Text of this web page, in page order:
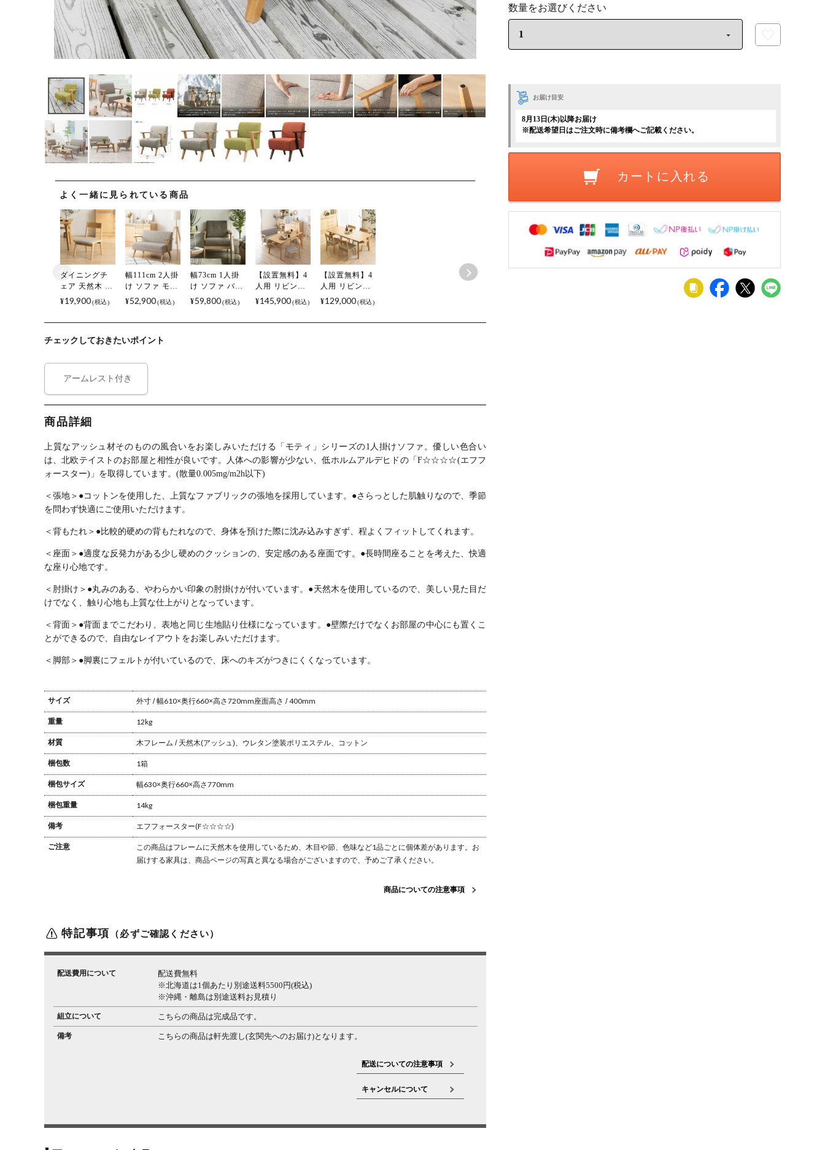
よく一緒に見られている商品
ダイニングチ
ェア 天然木 木
製 布張り 軽い
軽量 低い 椅子
しゃれ リビン
シンプル 北欧
ナチュラル カ
¥19,900 税込
幅111cm 2人掛
け ソファ モテ
ィ 天然木 木枠
木製フレーム
ファ ラブソフ
ラウン グリー
ン ナチュラル
北欧風 完成品
¥52,900 税込
幅73cm 1人掛
け ソファ バッ
スム 布張り 肘
付き 脚付き 木
¥59,800 税込
【設置無料】4
人用 リビング
ダイニングセ
ット 4点 (幅
ュラル
¥145,900 税込
【設置無料】4
人用 リビング
ダイニングセ
ット 5点 (幅
欧 ナチュラル
¥129,000 税込
チェックしておきたいポイント
アームレスト付き
商品詳細
上質なアッシュ材そのものの風合いをお楽しみいただける「モティ」シリーズの1人掛けソファ。優しい色合い
は、北欧テイストのお部屋と相性が良いです。
人体への影響が少ない、低ホルムアルデヒドの「F☆☆☆☆(エフフ
ォースター)」を取得しています。(散量0.005mg/m2h以下)
＜張地＞ ●コットンを使用した、上質なファブリックの張地を採用しています。 ●さらっとした肌触りなので、季節
を問わず快適にご使用いただけます。
＜背もたれ＞ ●比較的硬めの背もたれなので、身体を預けた際に沈み込みすぎず、程よくフィットしてくれます。
＜座面＞ ●適度な反発力がある少し硬めのクッションの、安定感のある座面です。 ●長時間座ることを考えた、快適
な座り心地です。
＜肘掛け＞ ●丸みのある、やわらかい印象の肘掛けが付いています。 ●天然木を使用しているので、美しい見た目だ
けでなく、触り心地も上質な仕上がりとなっています。
＜背面＞ ●背面までこだわり、表地と同じ生地貼り仕様になっています。 ●壁際だけでなくお部屋の中心にも置くこ
とができるので、自由なレイアウトをお楽しみいただけます。
＜脚部＞ ●脚裏にフェルトが付いているので、床へのキズがつきにくくなっています。
サイズ 外寸 / 幅610×奥行660×高さ720mm座面高さ / 400mm
重量 12kg
材質 木フレーム / 天然木(アッシュ)、ウレタン塗装ポリエステル、コットン
梱包数 1箱
梱包サイズ 幅630×奥行660×高さ770mm
梱包重量 14kg
備考 エフフォースター(F☆☆☆☆)
ご注意 この商品はフレームに天然木を使用しているため、木目や節、色味など1品ごとに個体差があります。 お
届けする家具は、商品ページの写真と異なる場合がございますので、予めご了承ください。
商品についての注意事項
特記事項 （必ずご確認ください）
配送費用について
配送費無料
※北海道は1個あたり別途送料5500円(税込)
※沖縄・離島は別途送料お見積り
組立について こちらの商品は完成品です。
備考 こちらの商品は軒先渡し(玄関先へのお届け)となります。
配送についての注意事項
キャンセルについて
お届け目安
8月13日(木)以降お届け
※配送希望日はご注文時に備考欄へご記載ください。
カートに入れる